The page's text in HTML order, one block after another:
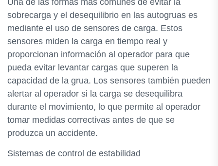
Una de las formas más comunes de evitar la
sobrecarga y el desequilibrio en las autogruas es
mediante el uso de sensores de carga. Estos
sensores miden la carga en tiempo real y
proporcionan información al operador para que
pueda evitar levantar cargas que superen la
capacidad de la grua. Los sensores también pueden
alertar al operador si la carga se desequilibra
durante el movimiento, lo que permite al operador
tomar medidas correctivas antes de que se
produzca un accidente.
Sistemas de control de estabilidad